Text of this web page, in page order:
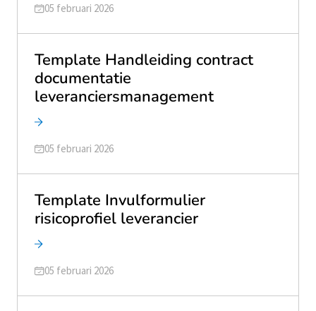
Geüpdatet op
05 februari 2026
Template Handleiding contract
documentatie
leveranciersmanagement
Geüpdatet op
05 februari 2026
Template Invulformulier
risicoprofiel leverancier
Geüpdatet op
05 februari 2026